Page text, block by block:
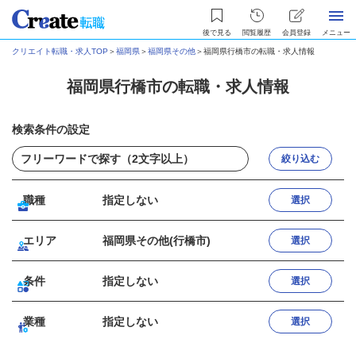
後で見る 閲覧履歴 会員登録 メニュー
クリエイト転職・求人TOP ＞福岡県＞福岡県その他＞福岡県行橋市の転職・求人情報
福岡県行橋市の転職・求人情報
検索条件の設定
絞り込む
職種 指定しない 選択
エリア 福岡県その他(行橋市) 選択
条件 指定しない 選択
業種 指定しない 選択